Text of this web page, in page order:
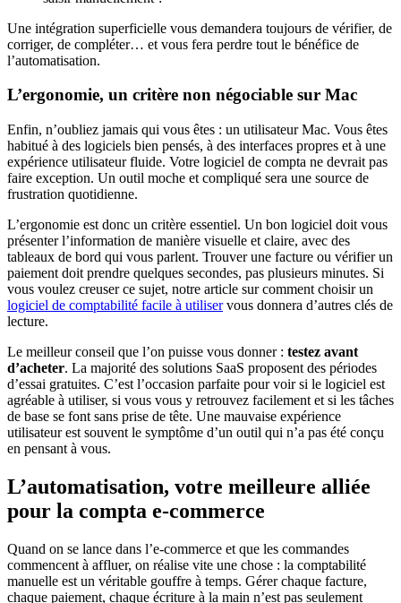
Une intégration superficielle vous demandera toujours de vérifier, de
corriger, de compléter… et vous fera perdre tout le bénéfice de
l’automatisation.
L’ergonomie, un critère non négociable sur Mac
Enfin, n’oubliez jamais qui vous êtes : un utilisateur Mac. Vous êtes
habitué à des logiciels bien pensés, à des interfaces propres et à une
expérience utilisateur fluide. Votre logiciel de compta ne devrait pas
faire exception. Un outil moche et compliqué sera une source de
frustration quotidienne.
L’ergonomie est donc un critère essentiel. Un bon logiciel doit vous
présenter l’information de manière visuelle et claire, avec des
tableaux de bord qui vous parlent. Trouver une facture ou vérifier un
paiement doit prendre quelques secondes, pas plusieurs minutes. Si
vous voulez creuser ce sujet, notre article sur comment choisir un
logiciel de comptabilité facile à utiliservous donnera d’autres clés de
lecture.
Le meilleur conseil que l’on puisse vous donner : testez avant
d’acheter. La majorité des solutions SaaS proposent des périodes
d’essai gratuites. C’est l’occasion parfaite pour voir si le logiciel est
agréable à utiliser, si vous vous y retrouvez facilement et si les tâches
de base se font sans prise de tête. Une mauvaise expérience
utilisateur est souvent le symptôme d’un outil qui n’a pas été conçu
en pensant à vous.
L’automatisation, votre meilleure alliée
pour la compta e-commerce
Quand on se lance dans l’e-commerce et que les commandes
commencent à affluer, on réalise vite une chose : la comptabilité
manuelle est un véritable gouffre à temps. Gérer chaque facture,
chaque paiement, chaque écriture à la main n’est pas seulement